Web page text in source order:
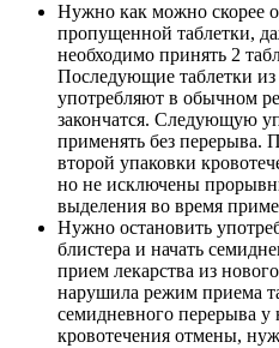
Нужно как можно скорее
пропущенной таблетки,
необходимо принять 2
Последующие таблетки
употребляют в обычном
закончатся. Следующую
применять без перерыва.
второй упаковки
но не исключены
выделения во время
Нужно остановить
блистера и начать
прием лекарства из
нарушила режим приема
семидневного перерыва у
кровотечения отмены,